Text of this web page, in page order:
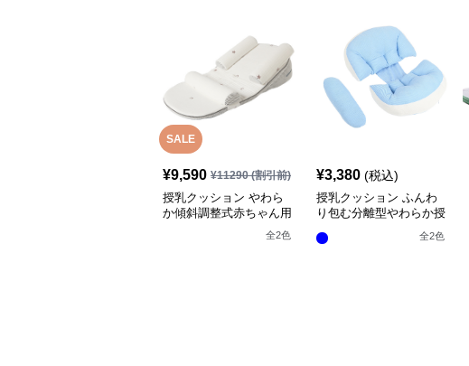
SALE
¥9,590 ¥11290(割引前)
授乳クッション やわら
か傾斜調整式赤ちゃん用
全2色
¥3,380 (税込)
授乳クッション ふんわ
り包む分離型やわらか授
全2色